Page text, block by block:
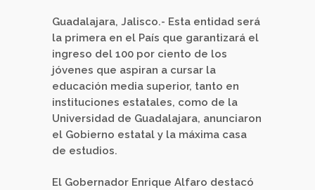
Guadalajara, Jalisco.- Esta entidad será
la primera en el País que garantizará el
ingreso del 100 por ciento de los
jóvenes que aspiran a cursar la
educación media superior, tanto en
instituciones estatales, como de la
Universidad de Guadalajara, anunciaron
el Gobierno estatal y la máxima casa
de estudios.
El Gobernador Enrique Alfaro destacó